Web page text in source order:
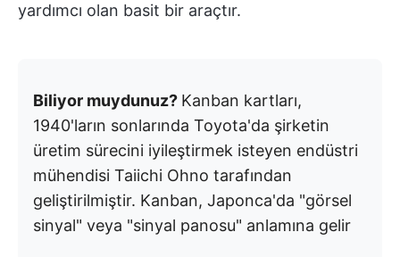
yardımcı olan basit bir araçtır.
Biliyor muydunuz? Kanban kartları,
1940'ların sonlarında Toyota'da şirketin
üretim sürecini iyileştirmek isteyen endüstri
mühendisi Taiichi Ohno tarafından
geliştirilmiştir. Kanban, Japonca'da "görsel
sinyal" veya "sinyal panosu" anlamına gelir